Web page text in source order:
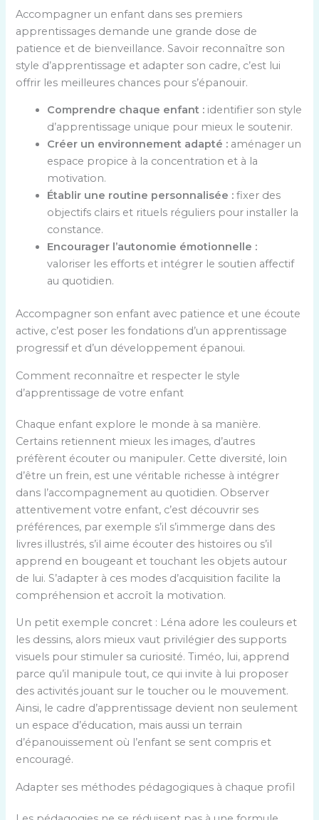
Accompagner un enfant dans ses premiers
apprentissages demande une grande dose de
patience et de bienveillance. Savoir reconnaître son
style d’apprentissage et adapter son cadre, c’est lui
offrir les meilleures chances pour s’épanouir.
Comprendre chaque enfant : identifier son style
d’apprentissage unique pour mieux le soutenir.
Créer un environnement adapté : aménager un
espace propice à la concentration et à la
motivation.
Établir une routine personnalisée : fixer des
objectifs clairs et rituels réguliers pour installer la
constance.
Encourager l’autonomie émotionnelle :
valoriser les efforts et intégrer le soutien affectif
au quotidien.
Accompagner son enfant avec patience et une écoute
active, c’est poser les fondations d’un apprentissage
progressif et d’un développement épanoui.
Comment reconnaître et respecter le style
d’apprentissage de votre enfant
Chaque enfant explore le monde à sa manière.
Certains retiennent mieux les images, d’autres
préfèrent écouter ou manipuler. Cette diversité, loin
d’être un frein, est une véritable richesse à intégrer
dans l’accompagnement au quotidien. Observer
attentivement votre enfant, c’est découvrir ses
préférences, par exemple s’il s’immerge dans des
livres illustrés, s’il aime écouter des histoires ou s’il
apprend en bougeant et touchant les objets autour
de lui. S’adapter à ces modes d’acquisition facilite la
compréhension et accroît la motivation.
Un petit exemple concret : Léna adore les couleurs et
les dessins, alors mieux vaut privilégier des supports
visuels pour stimuler sa curiosité. Timéo, lui, apprend
parce qu’il manipule tout, ce qui invite à lui proposer
des activités jouant sur le toucher ou le mouvement.
Ainsi, le cadre d’apprentissage devient non seulement
un espace d’éducation, mais aussi un terrain
d’épanouissement où l’enfant se sent compris et
encouragé.
Adapter ses méthodes pédagogiques à chaque profil